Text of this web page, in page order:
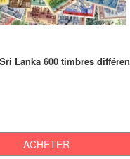
Lanka 600 timbres différen
ACHETER